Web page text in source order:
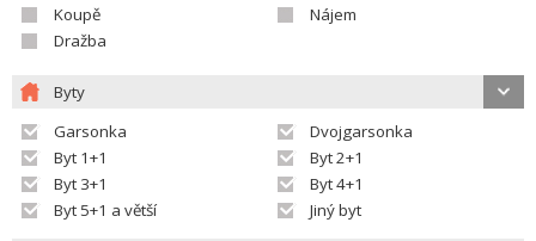
Koupě
Nájem
Dražba
Byty
Garsonka
Dvojgarsonka
Byt 1+1
Byt 2+1
Byt 3+1
Byt 4+1
Byt 5+1 a větší
Jiný byt